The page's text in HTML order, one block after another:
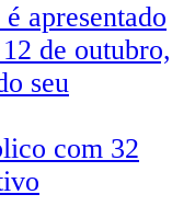
apresentado
de outubro,
seu
com 32